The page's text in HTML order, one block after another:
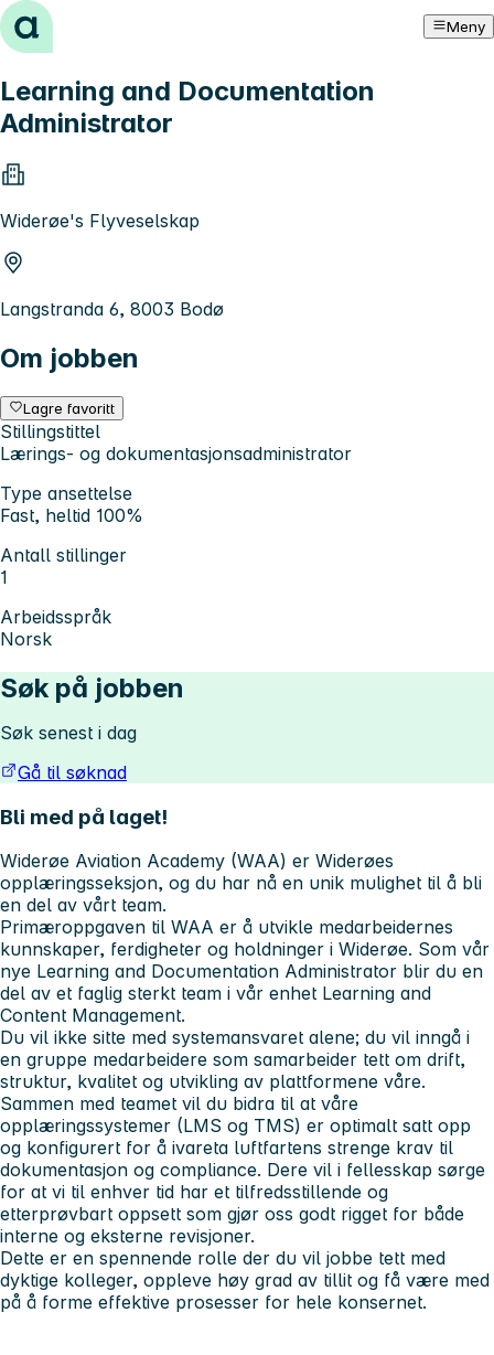
Hopp til innhold Meny
Learning and Documentation
Administrator
Widerøe's Flyveselskap
Langstranda 6, 8003 Bodø
Om jobben
Lagre favoritt
Stillingstittel
Lærings- og dokumentasjonsadministrator
Type ansettelse
Fast, heltid 100%
Antall stillinger
1
Arbeidsspråk
Norsk
Søk på jobben
Søk senest i dag
Gå til søknad
Bli med på laget!
Widerøe Aviation Academy (WAA) er Widerøes
opplæringsseksjon, og du har nå en unik mulighet til å bli
en del av vårt team.
Primæroppgaven til WAA er å utvikle medarbeidernes
kunnskaper, ferdigheter og holdninger i Widerøe. Som vår
nye Learning and Documentation Administrator blir du en
del av et faglig sterkt team i vår enhet Learning and
Content Management.
Du vil ikke sitte med systemansvaret alene; du vil inngå i
en gruppe medarbeidere som samarbeider tett om drift,
struktur, kvalitet og utvikling av plattformene våre.
Sammen med teamet vil du bidra til at våre
opplæringssystemer (LMS og TMS) er optimalt satt opp
og konfigurert for å ivareta luftfartens strenge krav til
dokumentasjon og compliance. Dere vil i fellesskap sørge
for at vi til enhver tid har et tilfredsstillende og
etterprøvbart oppsett som gjør oss godt rigget for både
interne og eksterne revisjoner.
Dette er en spennende rolle der du vil jobbe tett med
dyktige kolleger, oppleve høy grad av tillit og få være med
på å forme effektive prosesser for hele konsernet.